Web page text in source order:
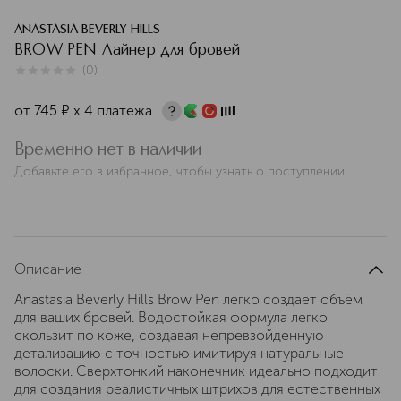
ANASTASIA BEVERLY HILLS
BROW PEN Лайнер для бровей
(0)
от 745 ¤ х 4 платежа
Временно нет в наличии
Добавьте его в избранное, чтобы узнать о поступлении
Описание
Anastasia Beverly Hills Brow Pen легко создает объём
для ваших бровей. Водостойкая формула легко
скользит по коже, создавая непревзойденную
детализацию с точностью имитируя натуральные
волоски. Сверхтонкий наконечник идеально подходит
для создания реалистичных штрихов для естественных